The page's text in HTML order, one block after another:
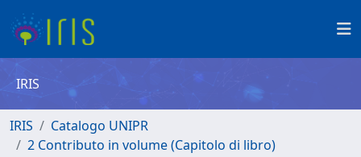
IRIS
IRIS
Catalogo UNIPR
2 Contributo in volume (Capitolo di libro)